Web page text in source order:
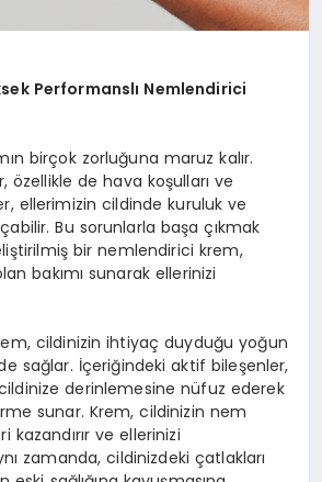
Performanslı Nemlendirici
birçok zorluğuna maruz kalır.
özellikle de hava koşulları ve
ellerimizin cildinde kuruluk ve
Bu sorunlarla başa çıkmak
bir nemlendirici krem,
bakımı sunarak ellerinizi
cildinizin ihtiyaç duyduğu yoğun
sağlar. İçeriğindeki aktif bileşenler,
derinlemesine nüfuz ederek
sunar. Krem, cildinizin nem
kazandırır ve ellerinizi
zamanda, cildinizdeki çatlakları